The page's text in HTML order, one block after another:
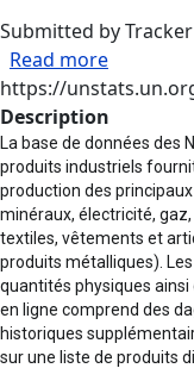
Submitted byTracker
Read moreabout
https://
Description
La base de données des
produits industriels
production des
minéraux, électricité,
textiles, vêtements et
produits métalliques).
quantités physiques
en ligne comprend des
historiques
sur une liste de produits